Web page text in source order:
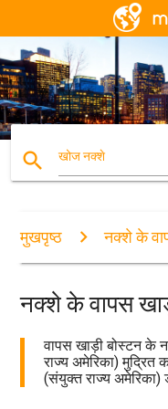
search खोज नक्शे
मुखपृष्ठ नक्शे के
नक्शे के वापस
वापस खाड़ी बोस्टन के
राज्य अमेरिका)
(संयुक्त राज्य